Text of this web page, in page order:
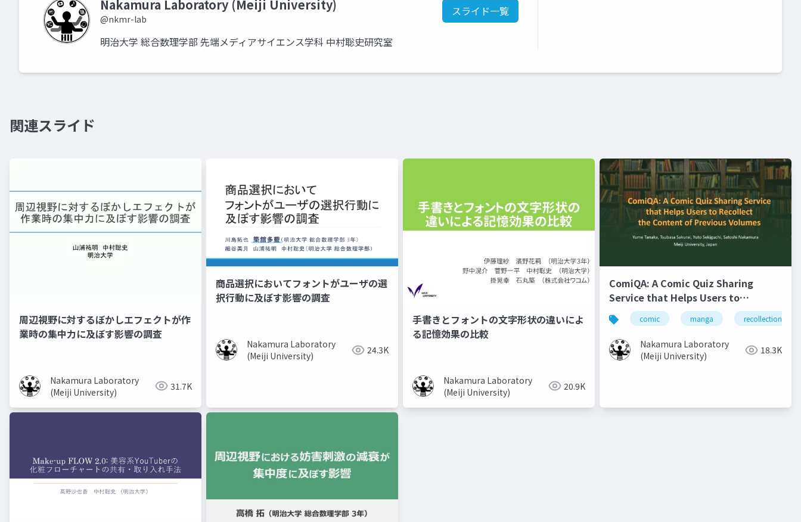
Nakamura Laboratory (Meiji University)
@nkmr-lab
スライド一覧
明治大学 総合数理学部 先端メディアサイエンス学科 中村聡史研究室
関連スライド
周辺視野に対するぼかしエフェクトが作
業時の集中力に及ぼす影響の調査
Nakamura Laboratory
(Meiji University)
31.7K
商品選択においてフォントがユーザの選
択行動に及ぼす影響の調査
Nakamura Laboratory
(Meiji University)
24.3K
手書きとフォントの文字形状の違いによ
る記憶効果の比較
Nakamura Laboratory
(Meiji University)
20.9K
ComiQA: A Comic Quiz Sharing
Service that Helps Users to
Recollect the Content of Previous
Volumes
comic manga recollection
Nakamura Laboratory
(Meiji University)
18.3K